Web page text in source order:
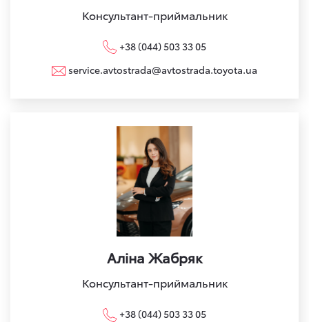
Консультант-приймальник
+38 (044) 503 33 05
service.avtostrada@avtostrada.toyota.ua
Аліна Жабряк
Консультант-приймальник
+38 (044) 503 33 05